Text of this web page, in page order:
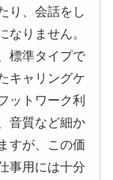
り、会話をし
なりません。
標準タイプで
キャリングケ
ットワーク利
音質など細か
すが、この価
事用には十分